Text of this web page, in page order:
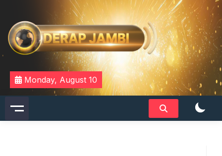
content
DERAPJAMBI
Monday, August 10